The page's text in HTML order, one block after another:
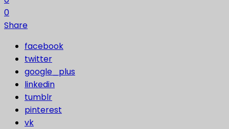
0
Share
facebook
twitter
google_plus
linkedin
tumblr
pinterest
vk